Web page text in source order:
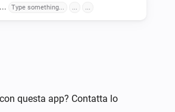
Type something...
questa app? Contatta lo